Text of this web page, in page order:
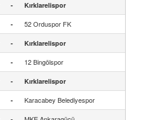
- Kırklarelispor
-
52 Orduspor FK
- Kırklarelispor
-
12 Bingölspor
- Kırklarelispor
- Karacabey Belediyespor